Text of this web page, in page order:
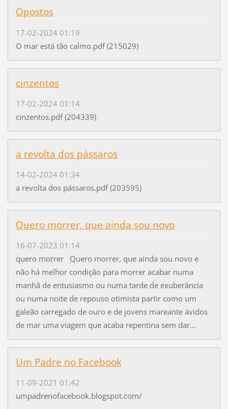
Opostos
17-02-2024 01:19
O mar está tão calmo.pdf (215029)
cinzentos
17-02-2024 01:14
cinzentos.pdf (204339)
a revolta dos pássaros
14-02-2024 01:34
a revolta dos pássaros.pdf (203595)
Quero morrer, que ainda sou novo
16-07-2023 01:14
quero morrer Quero morrer, que ainda sou novo e
não há melhor condição para morrer acabar numa
manhã de entusiasmo ou numa tarde de exuberância
ou numa noite de repouso otimista partir como um
galeão carregado de ouro e de jovens mareante ávidos
de mar uma viagem que acaba repentina sem dar...
Um Padre no Facebook
11-09-2021 01:42
umpadrenofacebook.blogspot.com/